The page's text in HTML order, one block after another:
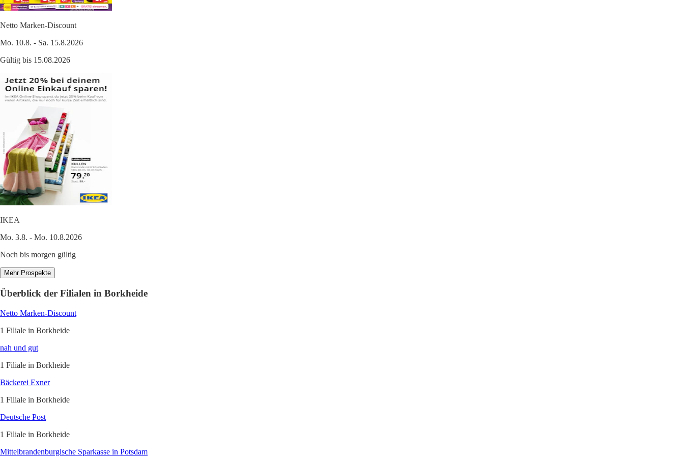
Netto Marken-Discount
Mo. 10.8. - Sa. 15.8.2026
Gültig bis 15.08.2026
IKEA
Mo. 3.8. - Mo. 10.8.2026
Noch bis morgen gültig
Mehr Prospekte
Überblick der Filialen in Borkheide
Netto Marken-Discount
1 Filiale in Borkheide
nah und gut
1 Filiale in Borkheide
Bäckerei Exner
1 Filiale in Borkheide
Deutsche Post
1 Filiale in Borkheide
Mittelbrandenburgische Sparkasse in Potsdam